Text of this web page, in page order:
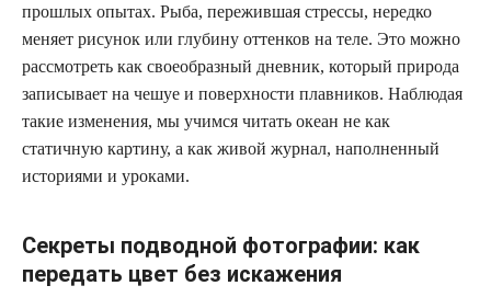
прошлых опытах. Рыба, пережившая стрессы, нередко
меняет рисунок или глубину оттенков на теле. Это можно
рассмотреть как своеобразный дневник, который природа
записывает на чешуе и поверхности плавников. Наблюдая
такие изменения, мы учимся читать океан не как
статичную картину, а как живой журнал, наполненный
историями и уроками.
Секреты подводной фотографии: как
передать цвет без искажения